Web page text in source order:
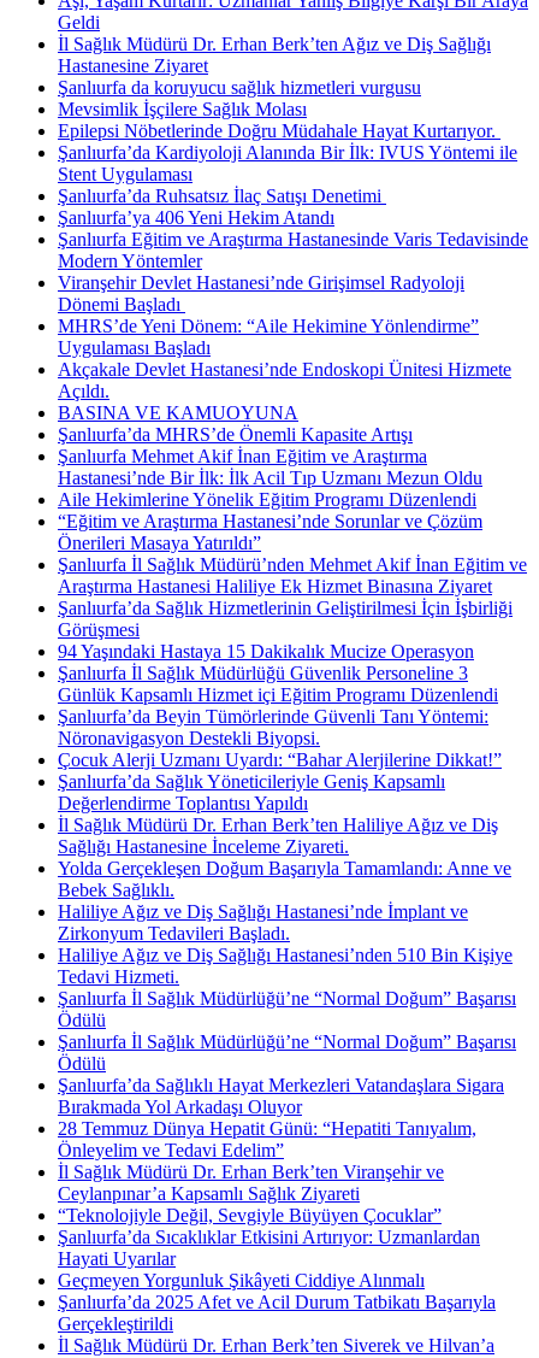
Geldi
İl Sağlık Müdürü Dr. Erhan Berk’ten Ağız ve Diş Sağlığı
Hastanesine Ziyaret
Şanlıurfa da koruyucu sağlık hizmetleri vurgusu
Mevsimlik İşçilere Sağlık Molası
Epilepsi Nöbetlerinde Doğru Müdahale Hayat Kurtarıyor. ​
Şanlıurfa’da Kardiyoloji Alanında Bir İlk: IVUS Yöntemi ile
Stent Uygulaması
Şanlıurfa’da Ruhsatsız İlaç Satışı Denetimi ​
Şanlıurfa’ya 406 Yeni Hekim Atandı
Şanlıurfa Eğitim ve Araştırma Hastanesinde Varis Tedavisinde
Modern Yöntemler
Viranşehir Devlet Hastanesi’nde Girişimsel Radyoloji
Dönemi Başladı ​
MHRS’de Yeni Dönem: “Aile Hekimine Yönlendirme”
Uygulaması Başladı
Akçakale Devlet Hastanesi’nde Endoskopi Ünitesi Hizmete
Açıldı.
BASINA VE KAMUOYUNA
Şanlıurfa’da MHRS’de Önemli Kapasite Artışı
Şanlıurfa Mehmet Akif İnan Eğitim ve Araştırma
Hastanesi’nde Bir İlk: İlk Acil Tıp Uzmanı Mezun Oldu
Aile Hekimlerine Yönelik Eğitim Programı Düzenlendi
“Eğitim ve Araştırma Hastanesi’nde Sorunlar ve Çözüm
Önerileri Masaya Yatırıldı”
Şanlıurfa İl Sağlık Müdürü’nden Mehmet Akif İnan Eğitim ve
Araştırma Hastanesi Haliliye Ek Hizmet Binasına Ziyaret
Şanlıurfa’da Sağlık Hizmetlerinin Geliştirilmesi İçin İşbirliği
Görüşmesi
94 Yaşındaki Hastaya 15 Dakikalık Mucize Operasyon
Şanlıurfa İl Sağlık Müdürlüğü Güvenlik Personeline 3
Günlük Kapsamlı Hizmet içi Eğitim Programı Düzenlendi
Şanlıurfa’da Beyin Tümörlerinde Güvenli Tanı Yöntemi:
Nöronavigasyon Destekli Biyopsi.
Çocuk Alerji Uzmanı Uyardı: “Bahar Alerjilerine Dikkat!”
Şanlıurfa’da Sağlık Yöneticileriyle Geniş Kapsamlı
Değerlendirme Toplantısı Yapıldı
İl Sağlık Müdürü Dr. Erhan Berk’ten Haliliye Ağız ve Diş
Sağlığı Hastanesine İnceleme Ziyareti.
Yolda Gerçekleşen Doğum Başarıyla Tamamlandı: Anne ve
Bebek Sağlıklı.
Haliliye Ağız ve Diş Sağlığı Hastanesi’nde İmplant ve
Zirkonyum Tedavileri Başladı.
Haliliye Ağız ve Diş Sağlığı Hastanesi’nden 510 Bin Kişiye
Tedavi Hizmeti.
Şanlıurfa İl Sağlık Müdürlüğü’ne “Normal Doğum” Başarısı
Ödülü
Şanlıurfa İl Sağlık Müdürlüğü’ne “Normal Doğum” Başarısı
Ödülü
Şanlıurfa’da Sağlıklı Hayat Merkezleri Vatandaşlara Sigara
Bırakmada Yol Arkadaşı Oluyor
28 Temmuz Dünya Hepatit Günü: “Hepatiti Tanıyalım,
Önleyelim ve Tedavi Edelim”
İl Sağlık Müdürü Dr. Erhan Berk’ten Viranşehir ve
Ceylanpınar’a Kapsamlı Sağlık Ziyareti
“Teknolojiyle Değil, Sevgiyle Büyüyen Çocuklar”
Şanlıurfa’da Sıcaklıklar Etkisini Artırıyor: Uzmanlardan
Hayati Uyarılar
Geçmeyen Yorgunluk Şikâyeti Ciddiye Alınmalı
Şanlıurfa’da 2025 Afet ve Acil Durum Tatbikatı Başarıyla
Gerçekleştirildi
İl Sağlık Müdürü Dr. Erhan Berk’ten Siverek ve Hilvan’a